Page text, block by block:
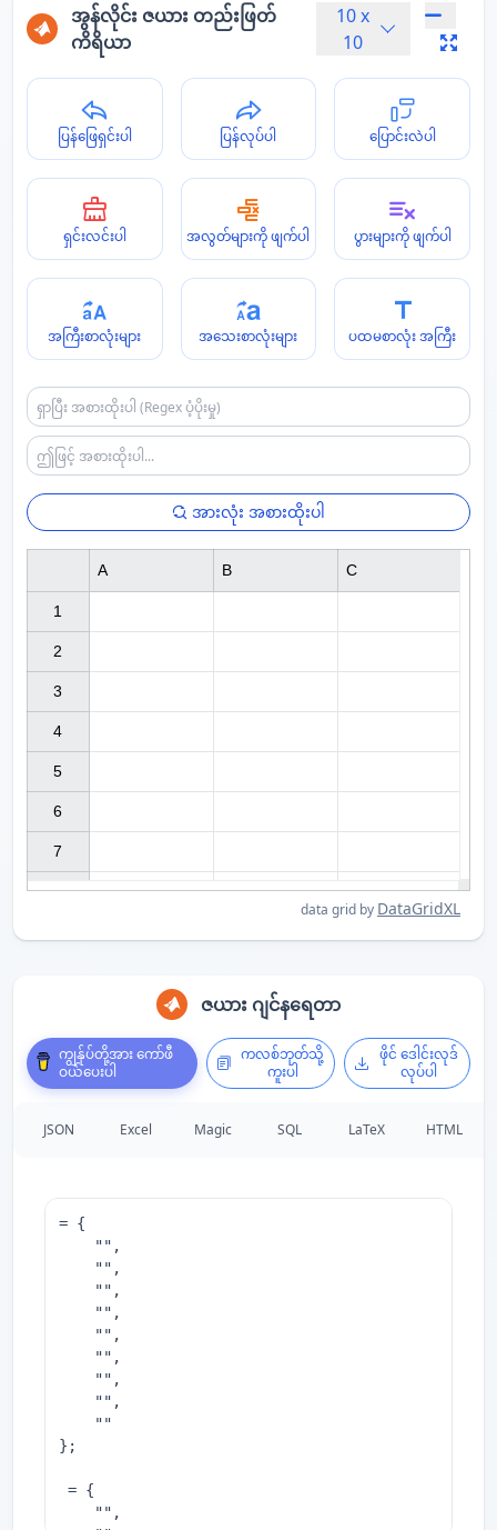
အွန်လိုင်း ဇယား တည်းဖြတ်
ကိရိယာ
10 x
10
ပြန်ဖြေရှင်းပါ ပြန်လုပ်ပါ ပြောင်းလဲပါ
ရှင်းလင်းပါ အလွတ်များကို ဖျက်ပါ ပွားများကို ဖျက်ပါ
အကြီးစာလုံးများ အသေးစာလုံးများ ပထမစာလုံး အကြီး
အားလုံး အစားထိုးပါ
1
2
3
4
5
6
7
A B C
data grid by DataGridXL
ဇယား ဂျင်နရေတာ
ကျွန်ုပ်တို့အား ကော်ဖီ
ဝယ်ပေးပါ
ကလစ်ဘုတ်သို့
ကူးပါ
ဖိုင် ဒေါင်းလုဒ်
လုပ်ပါ
JSON Excel Magic SQL LaTeX HTML